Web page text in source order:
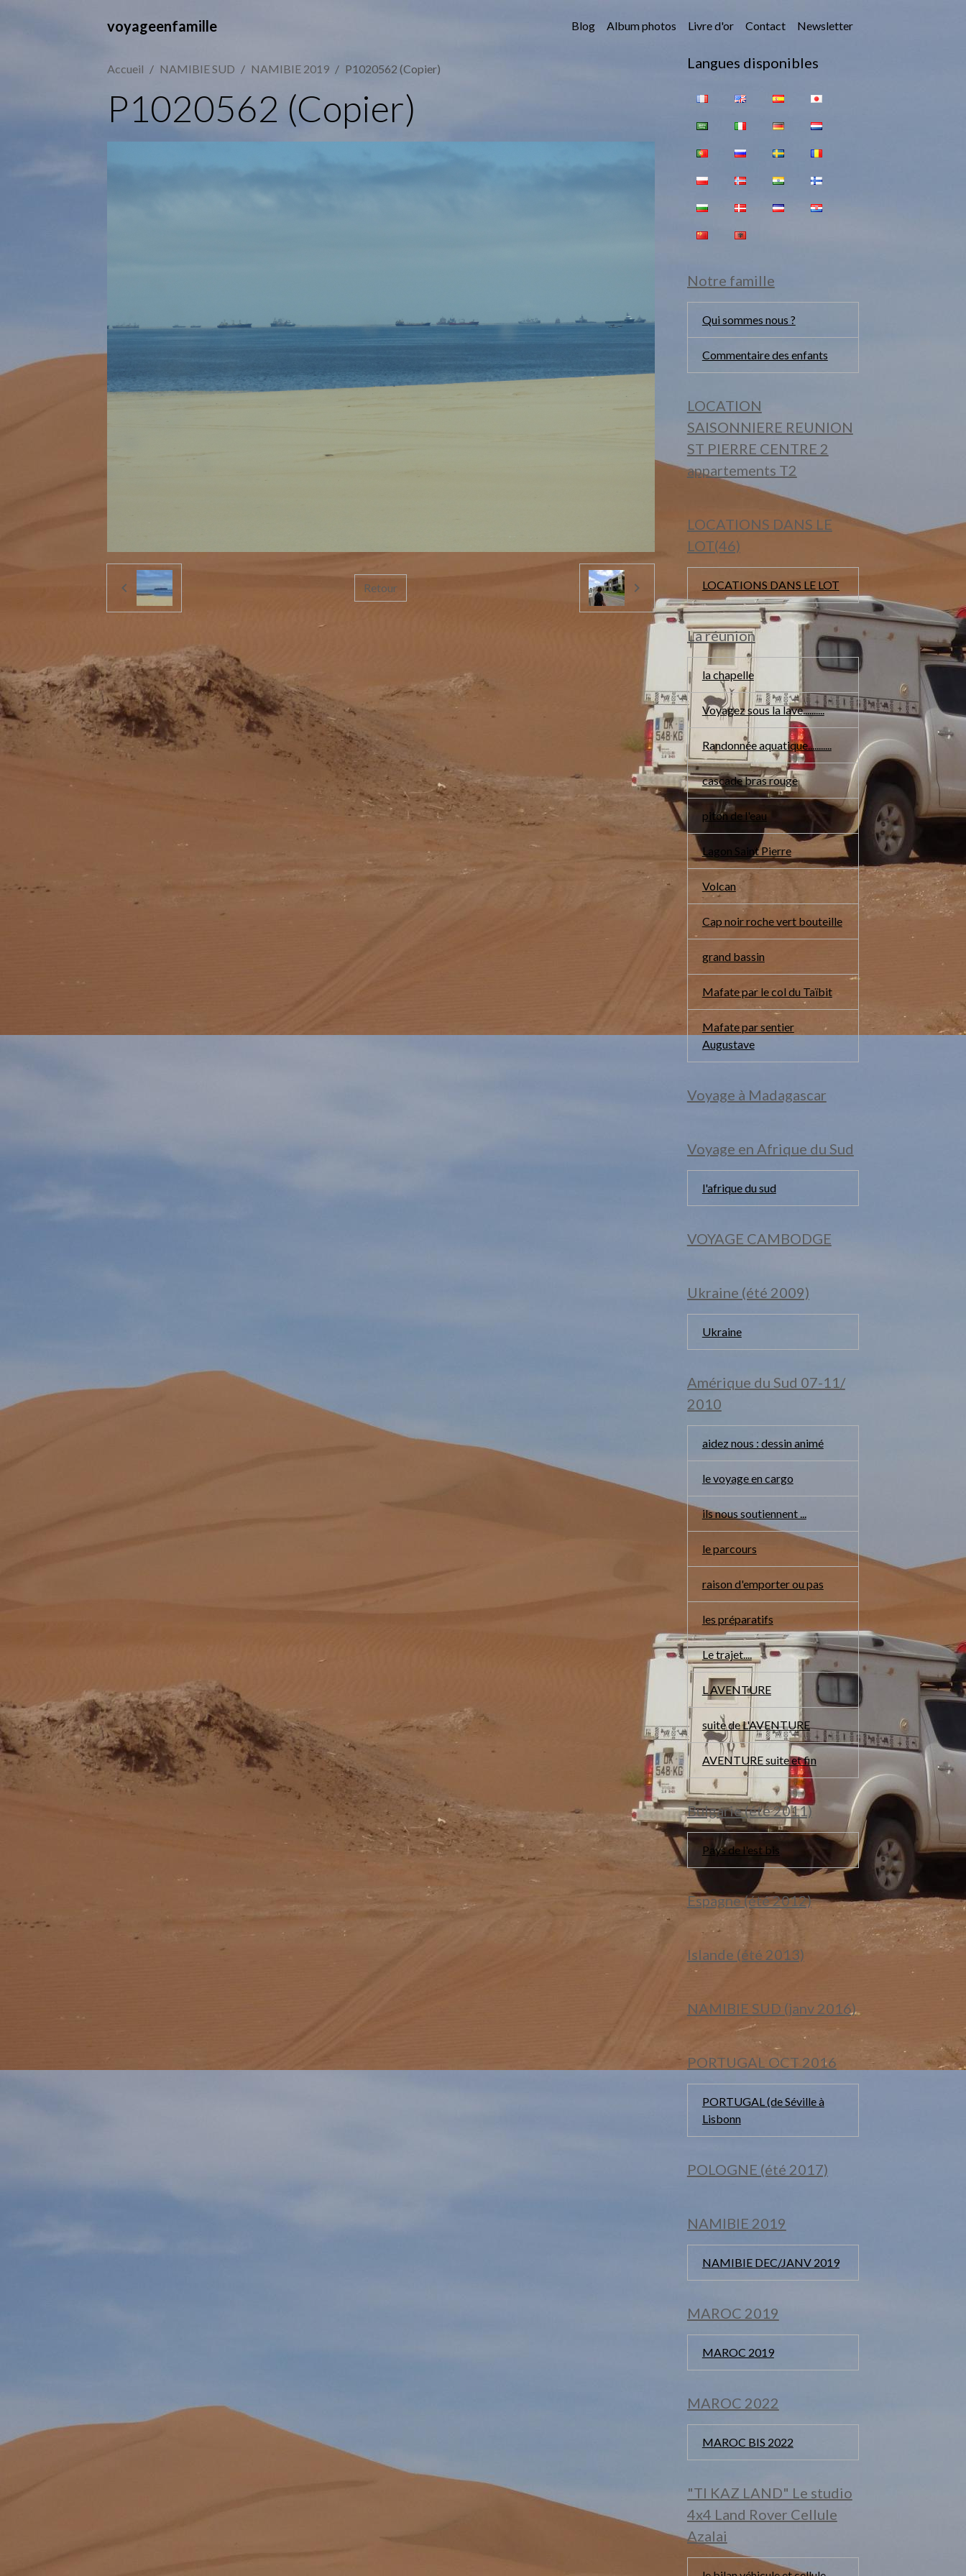
voyageenfamille Blog Album photos Livre d'or Contact Newsletter
Accueil NAMIBIE SUD NAMIBIE 2019 P1020562 (Copier)
P1020562 (Copier)
Retour
Langues disponibles
Notre famille
Qui sommes nous ?
Commentaire des enfants
LOCATION
SAISONNIERE REUNION
ST PIERRE CENTRE 2
appartements T2
LOCATIONS DANS LE
LOT(46)
LOCATIONS DANS LE LOT
La réunion
la chapelle
Voyagez sous la lave..........
Randonnée aquatique...........
cascade bras rouge
piton de l'eau
Lagon Saint Pierre
Volcan
Cap noir roche vert bouteille
grand bassin
Mafate par le col du Taïbit
Mafate par sentier
Augustave
Voyage à Madagascar
Voyage en Afrique du Sud
l'afrique du sud
VOYAGE CAMBODGE
Ukraine (été 2009)
Ukraine
Amérique du Sud 07-11/
2010
aidez nous : dessin animé
le voyage en cargo
ils nous soutiennent ...
le parcours
raison d'emporter ou pas
les préparatifs
Le trajet....
L AVENTURE
suite de L'AVENTURE
AVENTURE suite et fin
Bulgarie (été 2011)
Pays de l'est bis
Espagne (été 2012)
Islande (été 2013)
NAMIBIE SUD (janv 2016)
PORTUGAL OCT 2016
PORTUGAL (de Séville à
Lisbonn
POLOGNE (été 2017)
NAMIBIE 2019
NAMIBIE DEC/JANV 2019
MAROC 2019
MAROC 2019
MAROC 2022
MAROC BIS 2022
"TI KAZ LAND" Le studio
4x4 Land Rover Cellule
Azalai